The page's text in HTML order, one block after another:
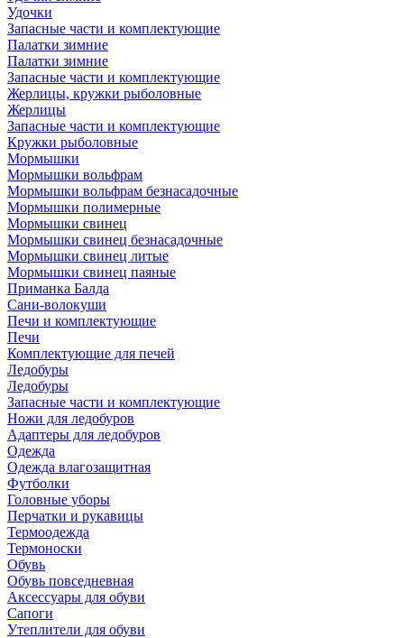
Удочки
Запасные части и комплектующие
Палатки зимние
Палатки зимние
Запасные части и комплектующие
Жерлицы, кружки рыболовные
Жерлицы
Запасные части и комплектующие
Кружки рыболовные
Мормышки
Мормышки вольфрам
Мормышки вольфрам безнасадочные
Мормышки полимерные
Мормышки свинец
Мормышки свинец безнасадочные
Мормышки свинец литые
Мормышки свинец паяные
Приманка Балда
Сани-волокуши
Печи и комплектующие
Печи
Комплектующие для печей
Ледобуры
Ледобуры
Запасные части и комплектующие
Ножи для ледобуров
Адаптеры для ледобуров
Одежда
Одежда влагозащитная
Футболки
Головные уборы
Перчатки и рукавицы
Термоодежда
Термоноски
Обувь
Обувь повседневная
Аксессуары для обуви
Сапоги
Утеплители для обуви